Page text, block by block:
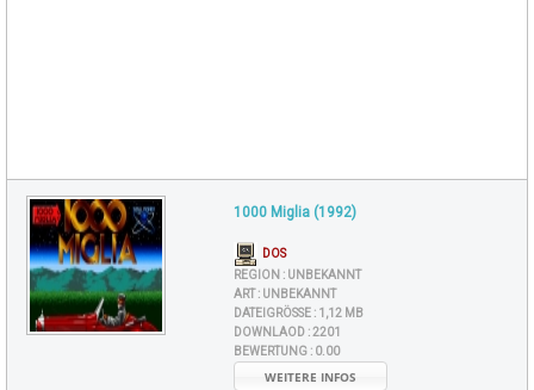
1000 Miglia (1992)
DOS
REGION : UNBEKANNT
ART : UNBEKANNT
DATEIGRÖSSE : 1,12 MB
DOWNLAOD :2201
BEWERTUNG : 0.00
WEITERE INFOS